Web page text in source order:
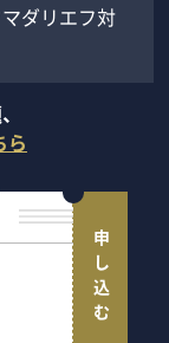
マダリエフ対
ら
申し込む